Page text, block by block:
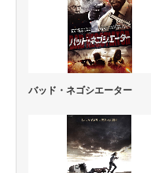
バッド・ネゴシエーター